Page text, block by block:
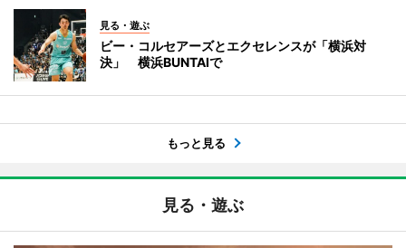
見る・遊ぶ
ビー・コルセアーズとエクセレンスが「横浜対
決」 横浜BUNTAIで
もっと見る
見る・遊ぶ